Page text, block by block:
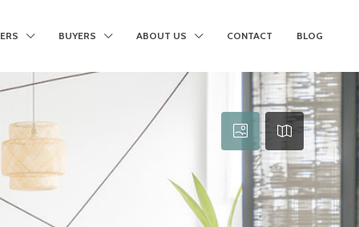
BUYERS ABOUT US CONTACT BLOG